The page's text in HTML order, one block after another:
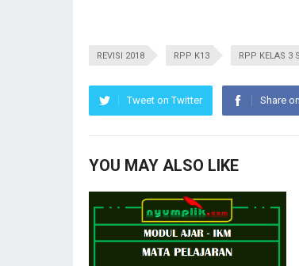
REVISI 2018 RPP K13 RPP KELAS 3
Tweet on Twitter Share
YOU MAY ALSO LIKE